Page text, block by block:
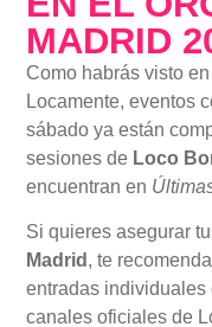
MADRID
Como habrás visto
Locamente, eventos
sábado ya están
sesiones de Loco
encuentran en
Si quieres asegurar
Madrid , te
entradas individuales
canales oficiales de